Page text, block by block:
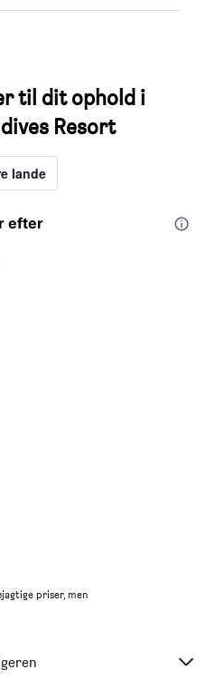
til dit ophold i
Resort
lande
efter
priser, men